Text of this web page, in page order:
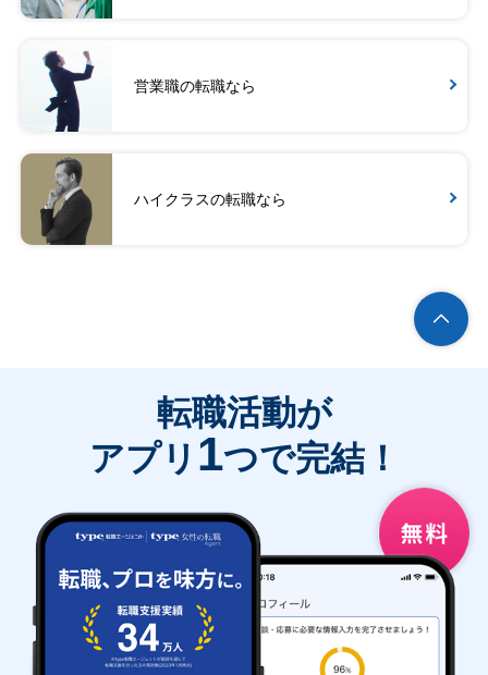
営業職の転職なら
ハイクラスの転職なら
転職活動が
アプリ 1つで完結！